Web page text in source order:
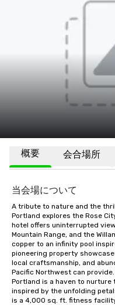
概要 会合場所
当会場について
A tribute to nature and the
Portland explores the Rose
hotel offers uninterrupted
Mountain Range, and the
copper to an infinity pool
pioneering property
local craftsmanship, and
Pacific Northwest can
Portland is a haven to nurture
inspired by the unfolding
is a 4,000 sq. ft. fitness